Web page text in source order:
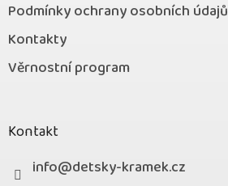
Podmínky ochrany osobních údajů
Kontakty
Věrnostní program
Kontakt
info@detsky-kramek.cz